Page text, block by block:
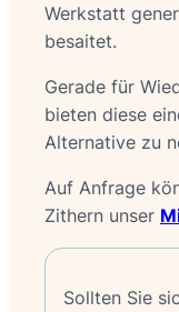
Werkstatt
besaitet.
Gerade für
bieten diese
Alternative zu
Auf Anfrage
Zithern unser
Sollten Sie